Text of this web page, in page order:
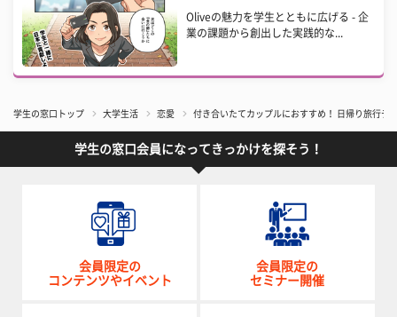
Oliveの魅力を学生とともに広げる - 企
業の課題から創出した実践的な...
学生の窓口トップ 大学生活 恋愛 付き合いたてカップルにおすすめ！ 日帰り旅行デ
学生の窓口会員になってきっかけを探そう！
会員限定の
コンテンツやイベント
会員限定の
セミナー開催